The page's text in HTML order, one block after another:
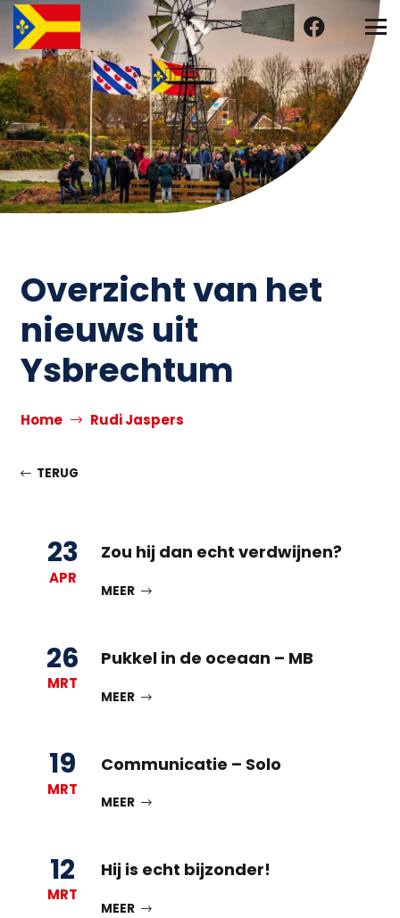
Overzicht van het
nieuws uit
Ysbrechtum
Home Rudi Jaspers
TERUG
23
APR
Zou hij dan echt verdwijnen?
MEER
26
MRT
Pukkel in de oceaan – MB
MEER
19
MRT
Communicatie – Solo
MEER
12
MRT
Hij is echt bijzonder!
MEER